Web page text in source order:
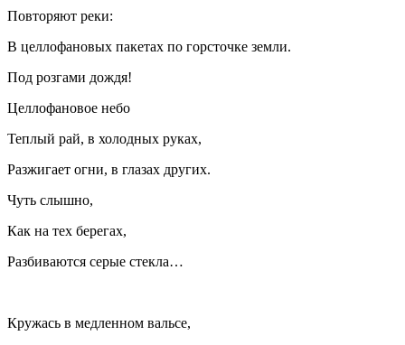
Повторяют реки:
В целлофановых пакетах по горсточке земли.
Под розгами дождя!
Целлофановое небо
Теплый рай, в холодных руках,
Разжигает огни, в глазах других.
Чуть слышно,
Как на тех берегах,
Разбиваются серые стекла…
Кружась в медленном вальсе,